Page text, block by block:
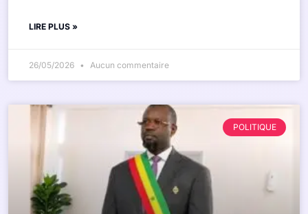
LIRE PLUS »
26/05/2026 Aucun commentaire
POLITIQUE